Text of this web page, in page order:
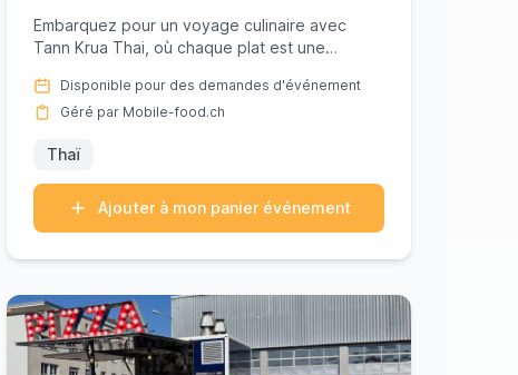
Embarquez pour un voyage culinaire avec
Tann Krua Thai, où chaque plat est une
Disponible pour des demandes d'événement
Géré par Mobile-food.ch
Thaï
Ajouter à mon panier événement